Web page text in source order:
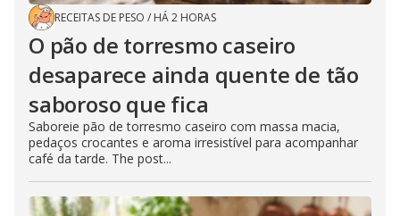
RECEITAS DE PESO / HÁ 2 HORAS
O pão de torresmo caseiro
desaparece ainda quente de tão
saboroso que fica
Saboreie pão de torresmo caseiro com massa macia,
pedaços crocantes e aroma irresistível para acompanhar
café da tarde. The post...